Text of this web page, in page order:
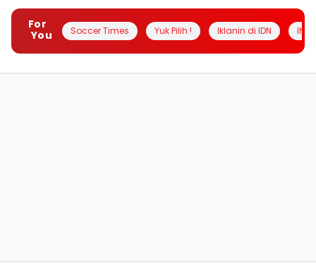
For
You
Soccer Times Yuk Pilih ! Iklanin di IDN